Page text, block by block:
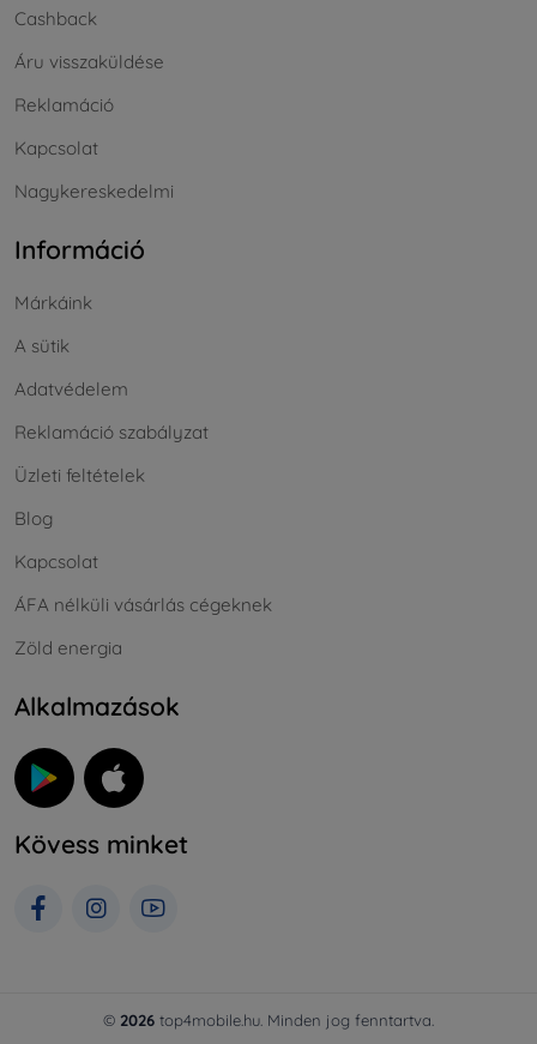
Cashback
Áru visszaküldése
Reklamáció
Kapcsolat
Nagykereskedelmi
Információ
Márkáink
A sütik
Adatvédelem
Reklamáció szabályzat
Üzleti feltételek
Blog
Kapcsolat
ÁFA nélküli vásárlás cégeknek
Zöld energia
Alkalmazások
Kövess minket
© 2026 top4mobile.hu. Minden jog fenntartva.